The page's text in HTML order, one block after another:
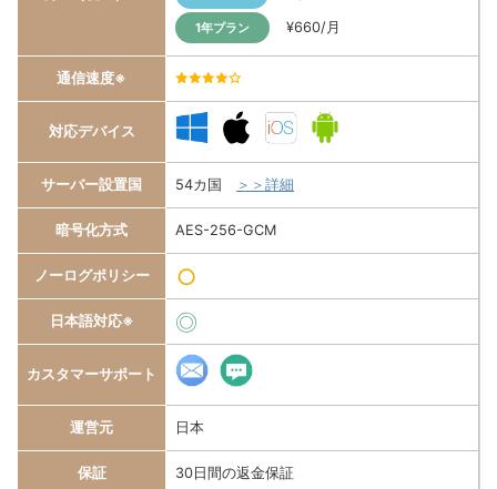
1年プラン ¥660/月
通信速度※
対応デバイス
サーバー設置国 54カ国 ＞＞詳細
暗号化方式 AES-256-GCM
ノーログポリシー ○
日本語対応※ ◎
カスタマーサポート
運営元 日本
保証 30日間の返金保証